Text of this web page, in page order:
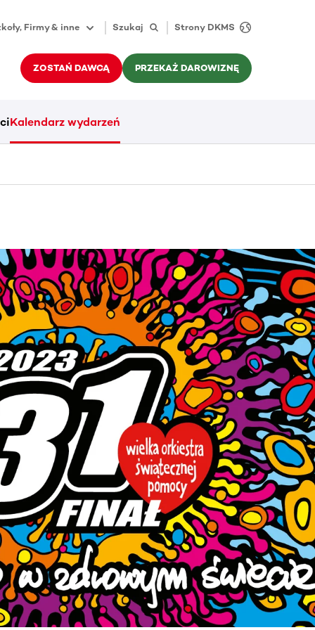
Firmy & inne Szukaj Strony DKMS
ZOSTAŃ DAWCĄ PRZEKAŻ DAROWIZNĘ
Kalendarz wydarzeń